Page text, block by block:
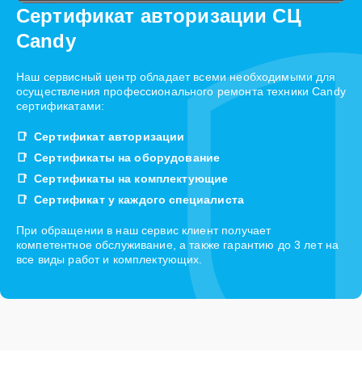
Сертификат авторизации СЦ
Candy
Наш сервисный центр обладает всеми необходимыми для
осуществления профессионального ремонта техники Candy
сертификатами:
Сертификат авторизации
Сертификаты на оборудование
Сертификаты на комплектующие
Сертификат у каждого специалиста
При обращении в наш сервис клиент получает
компетентное обслуживание, а также гарантию до 3 лет на
все виды работ и комплектующих.